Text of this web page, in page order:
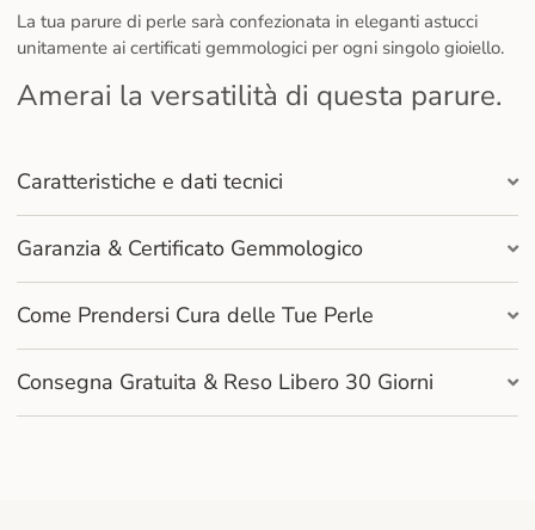
La tua parure di perle sarà confezionata in eleganti astucci
unitamente ai certificati gemmologici per ogni singolo gioiello.
Amerai la versatilità di questa parure.
Caratteristiche e dati tecnici
Garanzia & Certificato Gemmologico
Come Prendersi Cura delle Tue Perle
Consegna Gratuita & Reso Libero 30 Giorni